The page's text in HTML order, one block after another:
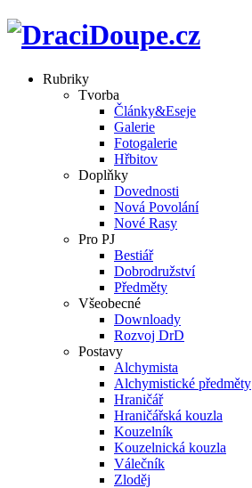
Rubriky
Tvorba
Články&Eseje
Galerie
Fotogalerie
Hřbitov
Doplňky
Dovednosti
Nová Povolání
Nové Rasy
Pro PJ
Bestiář
Dobrodružství
Předměty
Všeobecné
Downloady
Rozvoj DrD
Postavy
Alchymista
Alchymistické předměty
Hraničář
Hraničářská kouzla
Kouzelník
Kouzelnická kouzla
Válečník
Zloděj